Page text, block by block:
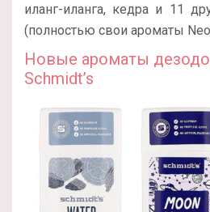
иланг-иланга, кедра и 11
(полностью свои ароматы
Новые ароматы
Schmidt’s